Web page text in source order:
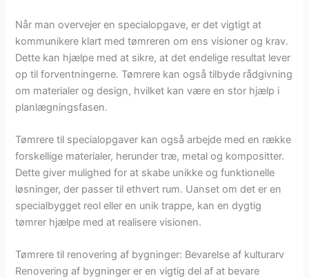
Når man overvejer en specialopgave, er det vigtigt at
kommunikere klart med tømreren om ens visioner og krav.
Dette kan hjælpe med at sikre, at det endelige resultat lever
op til forventningerne. Tømrere kan også tilbyde rådgivning
om materialer og design, hvilket kan være en stor hjælp i
planlægningsfasen.
Tømrere til specialopgaver kan også arbejde med en række
forskellige materialer, herunder træ, metal og kompositter.
Dette giver mulighed for at skabe unikke og funktionelle
løsninger, der passer til ethvert rum. Uanset om det er en
specialbygget reol eller en unik trappe, kan en dygtig
tømrer hjælpe med at realisere visionen.
Tømrere til renovering af bygninger: Bevarelse af kulturarv
Renovering af bygninger er en vigtig del af at bevare